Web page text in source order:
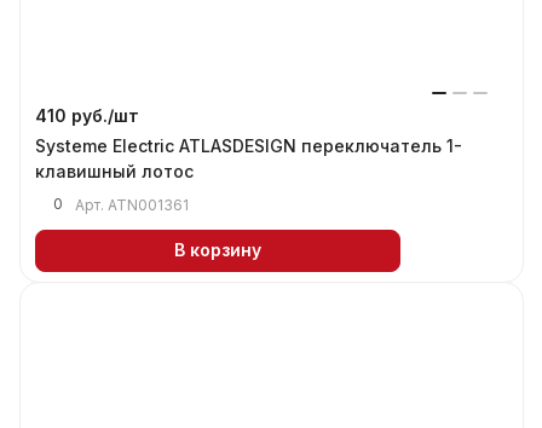
410 руб./шт
Systeme Electric ATLASDESIGN переключатель 1-
клавишный лотос
0 Арт. ATN001361
В корзину